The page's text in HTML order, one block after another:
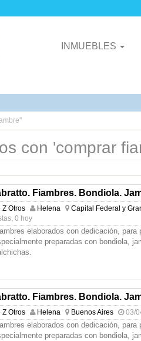
INMUEBLES
con 'comprar
Fiambres. Bondiola.
Z Otros Helena Capital Federal y
0 hoy
elaborados con dedicación,
preparadas con bondiola,
Fiambres. Bondiola.
Z Otros Helena Buenos Aires 03/
elaborados con dedicación,
preparadas con bondiola,